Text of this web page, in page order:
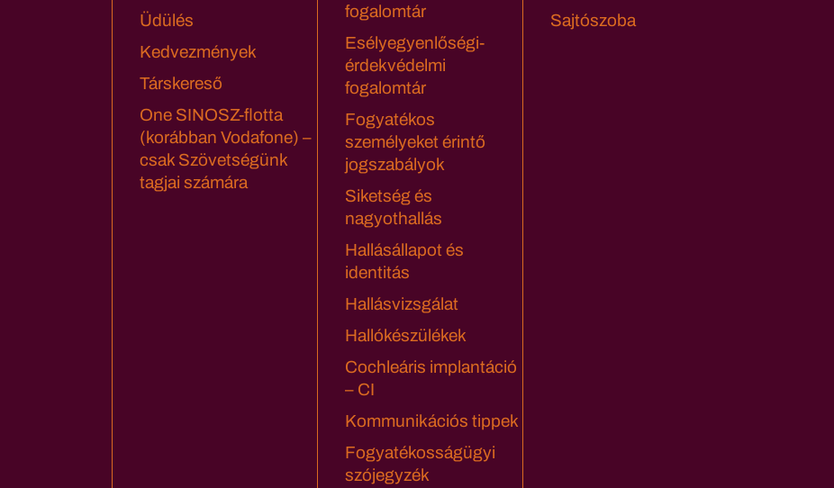
Üdülés
Kedvezmények
Társkereső
One SINOSZ-flotta
(korábban Vodafone) –
csak Szövetségünk
tagjai számára
fogalomtár
Esélyegyenlőségi-
érdekvédelmi
fogalomtár
Fogyatékos
személyeket érintő
jogszabályok
Siketség és
nagyothallás
Hallásállapot és
identitás
Hallásvizsgálat
Hallókészülékek
Cochleáris implantáció
– CI
Kommunikációs tippek
Fogyatékosságügyi
szójegyzék
Sajtószoba